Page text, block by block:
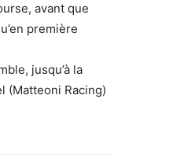
avant que
première
jusqu’à la
(Matteoni Racing)